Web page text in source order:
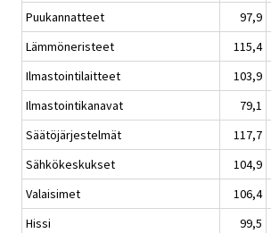
Puukannatteet
97,9
Lämmöneristeet
115,4
Ilmastointilaitteet
103,9
Ilmastointikanavat
79,1
Säätöjärjestelmät
117,7
Sähkökeskukset
104,9
Valaisimet
106,4
Hissi
99,5